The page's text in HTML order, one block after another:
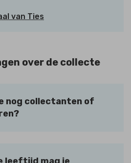
van Ties
over de collecte
nog collectanten of